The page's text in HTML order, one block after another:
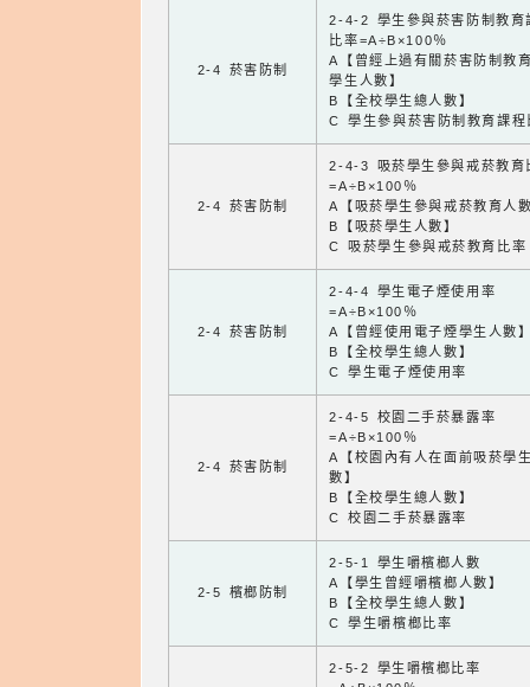
2-4 菸害防制
2-4-2 學生參與菸害防制教育
比率=A÷B×100％
A【曾經上過有關菸害防制教
學生人數】
B【全校學生總人數】
C 學生參與菸害防制教育課程
2-4 菸害防制
2-4-3 吸菸學生參與戒菸教育
=A÷B×100％
A【吸菸學生參與戒菸教育人
B【吸菸學生人數】
C 吸菸學生參與戒菸教育比率
2-4 菸害防制
2-4-4 學生電子煙使用率
=A÷B×100％
A【曾經使用電子煙學生人數
B【全校學生總人數】
C 學生電子煙使用率
2-4 菸害防制
2-4-5 校園二手菸暴露率
=A÷B×100％
A【校園內有人在面前吸菸學
數】
B【全校學生總人數】
C 校園二手菸暴露率
2-5 檳榔防制
2-5-1 學生嚼檳榔人數
A【學生曾經嚼檳榔人數】
B【全校學生總人數】
C 學生嚼檳榔比率
2-5-2 學生嚼檳榔比率